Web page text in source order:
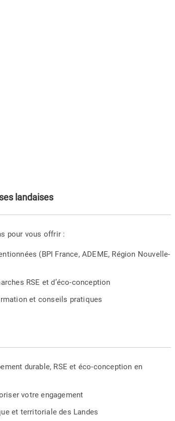
landaises
pour vous offrir :
(BPI France, ADEME, Région Nouvelle-
RSE et d’éco-conception
et conseils pratiques
durable, RSE et éco-conception en
votre engagement
et territoriale des Landes